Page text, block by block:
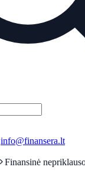
info@finansera.lt
Finansinė